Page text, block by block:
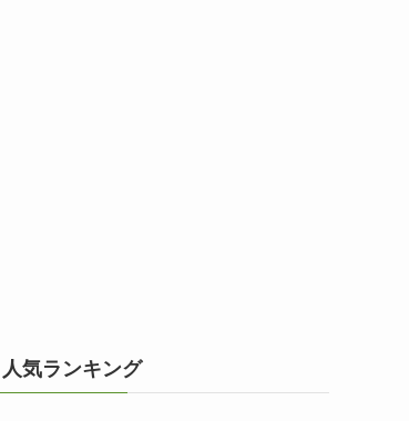
人気ランキング